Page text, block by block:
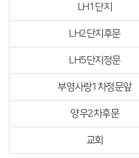
LH1단지
LH2단지후문
LH5단지정문
부영사랑1차정문앞
양우2차후문
교회